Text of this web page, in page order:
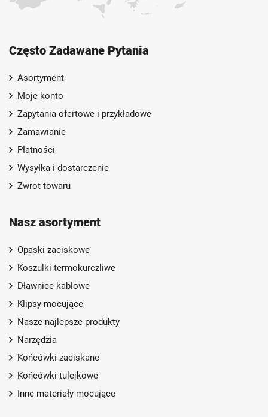
Często Zadawane Pytania
Asortyment
Moje konto
Zapytania ofertowe i przykładowe
Zamawianie
Płatności
Wysyłka i dostarczenie
Zwrot towaru
Nasz asortyment
Opaski zaciskowe
Koszulki termokurczliwe
Dławnice kablowe
Klipsy mocujące
Nasze najlepsze produkty
Narzędzia
Końcówki zaciskane
Końcówki tulejkowe
Inne materiały mocujące